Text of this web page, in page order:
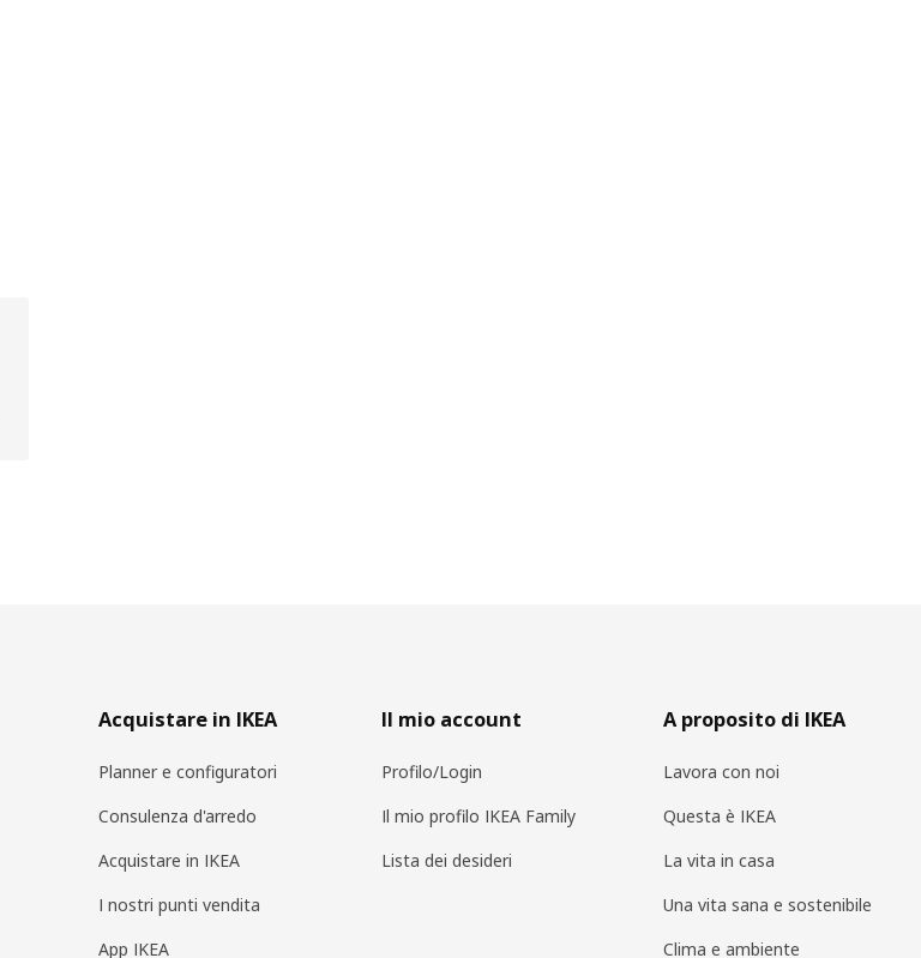
Acquistare in IKEA
Planner e configuratori
Consulenza d'arredo
Acquistare in IKEA
I nostri punti vendita
App IKEA
Il mio account
Profilo/Login
Il mio profilo IKEA Family
Lista dei desideri
A proposito di IKEA
Lavora con noi
Questa è IKEA
La vita in casa
Una vita sana e sostenibile
Clima e ambiente